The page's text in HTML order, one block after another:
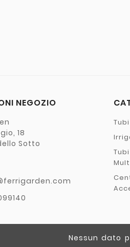
Nessun dato
NEGOZIO
18
Sotto